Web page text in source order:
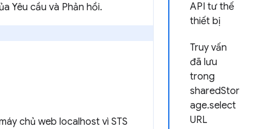
API tư thế
thiết bị
Truy vấn
đã lưu
trong
sharedStor
age.select
URL
Yêu cầu và Phản hồi.
chủ web localhost vì STS